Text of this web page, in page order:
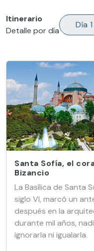
Itinerario
Detalle por día
Día 1
Santa Sofía, el
Bizancio
La Basílica de Santa
siglo VI, marcó un
después en la
durante mil años,
ignorarla ni igualarla.